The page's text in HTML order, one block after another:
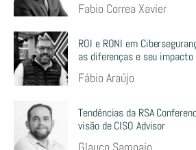
Fabio Correa Xavier
ROI e RONI em
as diferenças e seu
Fábio Araújo
Tendências da RSA
visão de CISO Advisor